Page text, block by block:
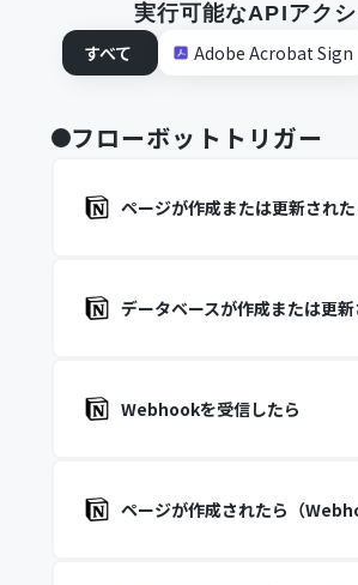
実行可能なAPIアク
すべて
Adobe Acrobat Sign
フローボットトリガー
ページが作成または更新された
データベースが作成または更
Webhookを受信したら
ページが作成されたら（